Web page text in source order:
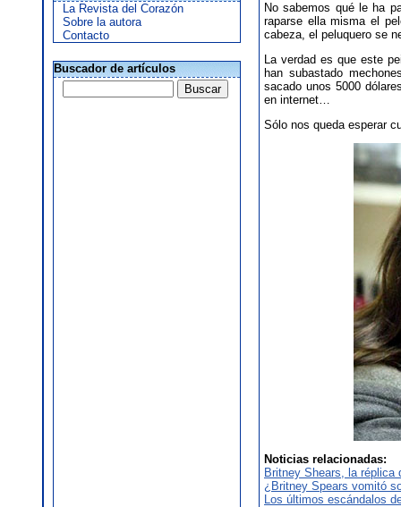
La Revista del Corazón
Sobre la autora
Contacto
Buscador de artículos
No sabemos qué le ha
raparse ella misma el
cabeza, el peluquero se
La verdad es que este
han subastado
sacado unos 5000
en internet…
Sólo nos queda esperar
Noticias relacionadas:
Britney Shears, la réplica
¿Britney Spears vomitó
Los últimos escándalos